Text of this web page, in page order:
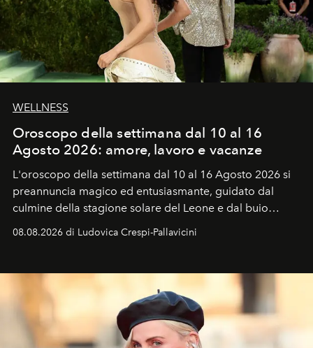
WELLNESS
Oroscopo della settimana dal 10 al 16
Agosto 2026: amore, lavoro e vacanze
L'oroscopo della settimana dal 10 al 16 Agosto 2026 si
preannuncia magico ed entusiasmante, guidato dal
culmine della stagione solare del Leone e dal buio
favorevole della Luna nuova in Leone del 12 agosto,
ideale per la notte delle Perseidi.
08.08.2026 di Ludovica Crespi-Pallavicini